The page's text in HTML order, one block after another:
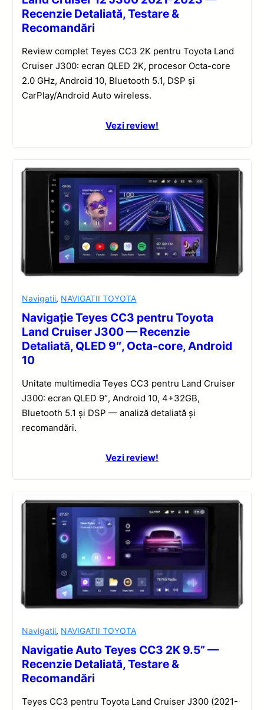
Recenzie Detaliată, Testare &
Recomandări
Review complet Teyes CC3 2K pentru Toyota Land
Cruiser J300: ecran QLED 2K, procesor Octa-core
2.0 GHz, Android 10, Bluetooth 5.1, DSP și
CarPlay/Android Auto wireless.
Vezi review!
Navigatii, NAVIGATII TOYOTA
Navigație Teyes CC3 pentru Toyota
Land Cruiser J300 — Recenzie
Detaliată, QLED 9″, Octa-core, Android
10
Unitate multimedia Teyes CC3 pentru Land Cruiser
J300: ecran QLED 9″, Android 10, 4+32GB,
Bluetooth 5.1 și DSP — analiză detaliată și
recomandări.
Vezi review!
Navigatii, NAVIGATII TOYOTA
Navigatie Auto Teyes CC3 2K 9.5” —
Recenzie Detaliată, Testare &
Recomandări
Teyes CC3 pentru Toyota Land Cruiser J300 (2021-